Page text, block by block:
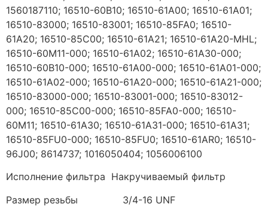
1560187110; 16510-60B10; 16510-61A00; 16510-61A01;
16510-83000; 16510-83001; 16510-85FA0; 16510-
61A20; 16510-85C00; 16510-61A21; 16510-61A20-MHL;
16510-60M11-000; 16510-61A02; 16510-61A30-000;
16510-60B10-000; 16510-61A00-000; 16510-61A01-000;
16510-61A02-000; 16510-61A20-000; 16510-61A21-000;
16510-83000-000; 16510-83001-000; 16510-83012-
000; 16510-85C00-000; 16510-85FA0-000; 16510-
60M11; 16510-61A30; 16510-61A31-000; 16510-61A31;
16510-85FU0-000; 16510-85FU0; 16510-61AR0; 16510-
96J00; 8614737; 1016050404; 1056006100
Исполнение фильтра Накручиваемый фильтр
Размер резьбы 3/4-16 UNF